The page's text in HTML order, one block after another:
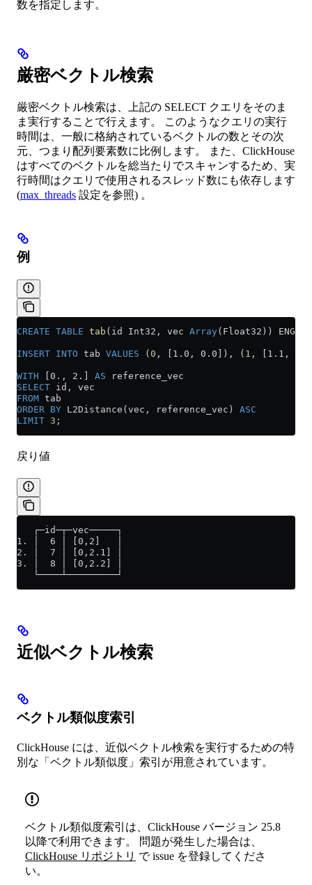
数を指定します。
厳密ベクトル検索
厳密ベクトル検索は、上記の SELECT クエリをそのま
ま実行することで行えます。 このようなクエリの実行
時間は、一般に格納されているベクトルの数とその次
元、つまり配列要素数に比例します。 また、ClickHouse
はすべてのベクトルを総当たりでスキャンするため、実
行時間はクエリで使用されるスレッド数にも依存します
(max_threads 設定を参照) 。
例
CREATE TABLE tab (id Int32, vec Array(Float32))
INSERT INTO tab VALUES ( 0 , [1.0, 0.0]), ( 1 , [1.1,
WITH [0., 2.] AS reference_vec
SELECT id, vec
FROM tab
ORDER BY L2Distance(vec, reference_vec) ASC
LIMIT 3 ;
戻り値
   ┌─id─┬─vec─────┐
1. │  6 │ [0,2]   │
2. │  7 │ [0,2.1] │
3. │  8 │ [0,2.2] │
   └────┴─────────┘
近似ベクトル検索
ベクトル類似度索引
ClickHouse には、近似ベクトル検索を実行するための特
別な「ベクトル類似度」索引が用意されています。
ベクトル類似度索引は、ClickHouse バージョン 25.8
以降で利用できます。 問題が発生した場合は、
ClickHouse リポジトリ で issue を登録してくださ
い。